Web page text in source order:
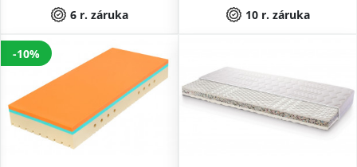
6 r. záruka 10 r. záruka
-10%